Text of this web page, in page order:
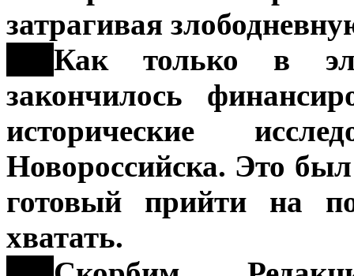
затрагивая
Как только в
закончилось
исторические
Новороссийска. Это
готовый прийти на
хватать.